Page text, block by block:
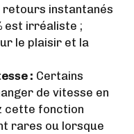
retours instantanés
est irréaliste ;
le plaisir et la
: Certains
de vitesse en
cette fonction
rares ou lorsque